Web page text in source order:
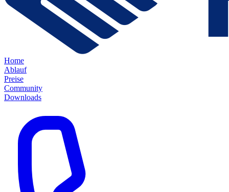
Home
Ablauf
Preise
Community
Downloads